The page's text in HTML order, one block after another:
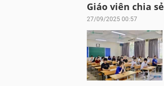
Giáo viên chia
27/09/2025 00:57